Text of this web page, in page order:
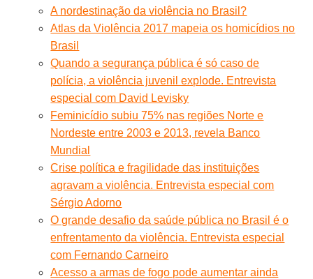
A nordestinação da violência no Brasil?
Atlas da Violência 2017 mapeia os homicídios no
Brasil
Quando a segurança pública é só caso de
polícia, a violência juvenil explode. Entrevista
especial com David Levisky
Feminicídio subiu 75% nas regiões Norte e
Nordeste entre 2003 e 2013, revela Banco
Mundial
Crise política e fragilidade das instituições
agravam a violência. Entrevista especial com
Sérgio Adorno
O grande desafio da saúde pública no Brasil é o
enfrentamento da violência. Entrevista especial
com Fernando Carneiro
Acesso a armas de fogo pode aumentar ainda